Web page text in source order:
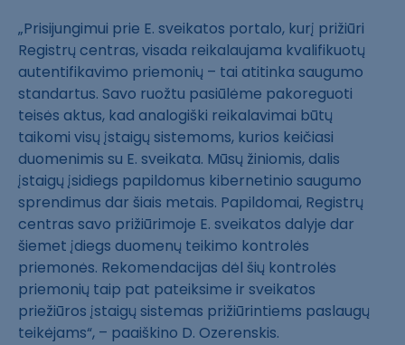
„Prisijungimui prie E. sveikatos portalo, kurį prižiūri
Registrų centras, visada reikalaujama kvalifikuotų
autentifikavimo priemonių – tai atitinka saugumo
standartus. Savo ruožtu pasiūlėme pakoreguoti
teisės aktus, kad analogiški reikalavimai būtų
taikomi visų įstaigų sistemoms, kurios keičiasi
duomenimis su E. sveikata. Mūsų žiniomis, dalis
įstaigų įsidiegs papildomus kibernetinio saugumo
sprendimus dar šiais metais. Papildomai, Registrų
centras savo prižiūrimoje E. sveikatos dalyje dar
šiemet įdiegs duomenų teikimo kontrolės
priemonės. Rekomendacijas dėl šių kontrolės
priemonių taip pat pateiksime ir sveikatos
priežiūros įstaigų sistemas prižiūrintiems paslaugų
teikėjams“, – paaiškino D. Ozerenskis.